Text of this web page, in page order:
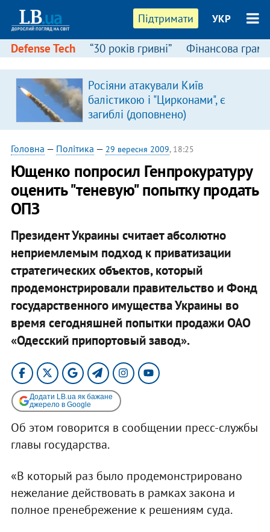
Підтримати УКР
Defense Tech “30 років гривні” Фінансова
Росіяни атакували Київ
балістикою і "Цирконами", є
загиблі (доповнено)
Головна — Політика — 29 вересня 2009, 18:25
Ющенко попросил Генпрокуратуру
оценить "теневую" попытку продать
ОПЗ
Президент Украины считает абсолютно
неприемлемым подход к приватизации
стратегических объектов, который
продемонстрировали правительство и Фонд
государственного имущества Украины во
время сегодняшней попытки продажи ОАО
«Одесский припортовый завод».
Додати LB.ua як бажане
джерело в Google
Об этом говорится в сообщении пресс-службы
главы государства.
«В который раз было продемонстрировано
нежелание действовать в рамках закона и
полное пренебрежение к решениям суда.